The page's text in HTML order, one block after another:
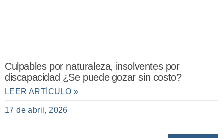
Culpables por naturaleza, insolventes por
discapacidad ¿Se puede gozar sin costo?
LEER ARTÍCULO »
17 de abril, 2026